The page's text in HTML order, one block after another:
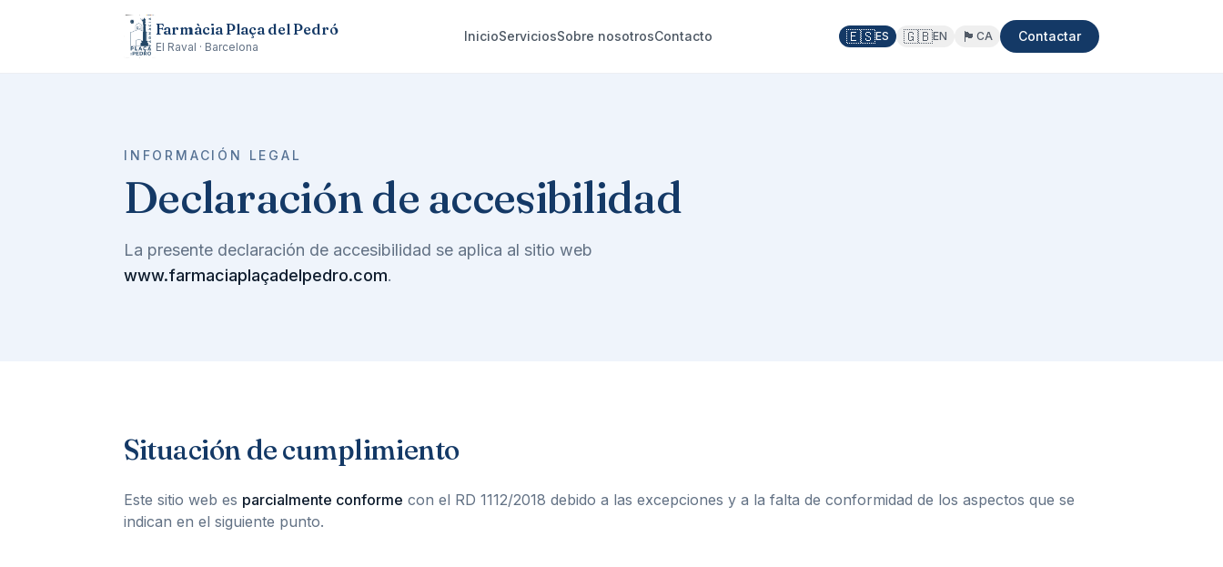
Farmàcia Plaça del Pedró
El Raval · Barcelona
InicioServiciosSobre nosotrosContacto 🇪🇸ES 🇬🇧EN 🏴 CA Contactar
INFORMACIÓN LEGAL
Declaración de accesibilidad
La presente declaración de accesibilidad se aplica al sitio web
www.farmaciaplaçadelpedro.com.
Situación de cumplimiento
Este sitio web es parcialmente conforme con el RD 1112/2018 debido a las excepciones y a la falta de conformidad de los aspectos que se
indican en el siguiente punto.